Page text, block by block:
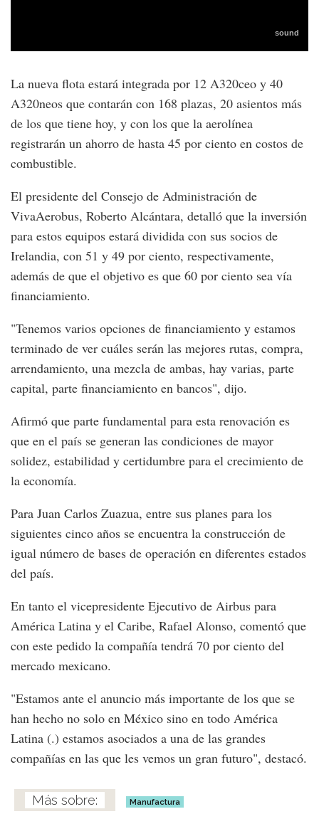
La nueva flota estará integrada por 12 A320ceo y 40
A320neos que contarán con 168 plazas, 20 asientos más
de los que tiene hoy, y con los que la aerolínea
registrarán un ahorro de hasta 45 por ciento en costos de
combustible.
El presidente del Consejo de Administración de
VivaAerobus, Roberto Alcántara, detalló que la inversión
para estos equipos estará dividida con sus socios de
Irelandia, con 51 y 49 por ciento, respectivamente,
además de que el objetivo es que 60 por ciento sea vía
financiamiento.
"Tenemos varios opciones de financiamiento y estamos
terminado de ver cuáles serán las mejores rutas, compra,
arrendamiento, una mezcla de ambas, hay varias, parte
capital, parte financiamiento en bancos", dijo.
Afirmó que parte fundamental para esta renovación es
que en el país se generan las condiciones de mayor
solidez, estabilidad y certidumbre para el crecimiento de
la economía.
Para Juan Carlos Zuazua, entre sus planes para los
siguientes cinco años se encuentra la construcción de
igual número de bases de operación en diferentes estados
del país.
En tanto el vicepresidente Ejecutivo de Airbus para
América Latina y el Caribe, Rafael Alonso, comentó que
con este pedido la compañía tendrá 70 por ciento del
mercado mexicano.
"Estamos ante el anuncio más importante de los que se
han hecho no solo en México sino en todo América
Latina (.) estamos asociados a una de las grandes
compañías en las que les vemos un gran futuro", destacó.
Manufactura